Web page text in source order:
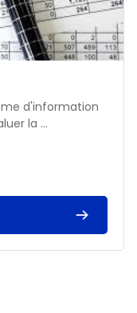
d'information
la ...